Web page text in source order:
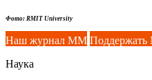
Фото: RMIT University
Наш журнал ММ
Наука